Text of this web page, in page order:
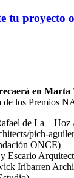
tu proyecto
en Marta
los Premios
de La – Hoz
pich-
ONCE)
Escario
Iribarren